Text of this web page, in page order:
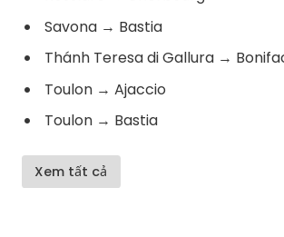
Savona → Bastia
Thánh Teresa di Gallura →
Toulon → Ajaccio
Toulon → Bastia
Xem tất cả